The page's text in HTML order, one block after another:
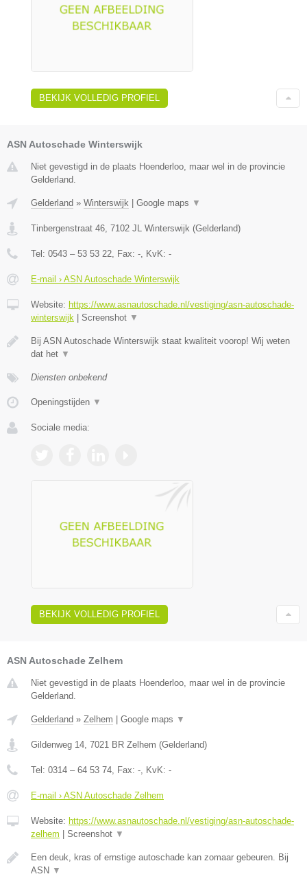
BEKIJK VOLLEDIG PROFIEL
ASN Autoschade Winterswijk
Niet gevestigd in de plaats Hoenderloo, maar wel in de provincie
Gelderland.
Gelderland » Winterswijk | Google maps ▼
Tinbergenstraat 46 7102 JL Winterswijk (Gelderland)
Tel: 0543 – 53 53 22 , Fax: - , KvK: -
E-mail › ASN Autoschade Winterswijk
Website: https://www.asnautoschade.nl/vestiging/asn-autoschade-
winterswijk | Screenshot ▼
Bij ASN Autoschade Winterswijk staat kwaliteit voorop! Wij weten
dat het ▼
Diensten onbekend
Openingstijden ▼
Sociale media:
BEKIJK VOLLEDIG PROFIEL
ASN Autoschade Zelhem
Niet gevestigd in de plaats Hoenderloo, maar wel in de provincie
Gelderland.
Gelderland » Zelhem Google maps ▼
Gildenweg 14, 7021 BR Zelhem (Gelderland)
Tel: 0314 – 64 53 74, Fax: -, KvK: -
E-mail › ASN Autoschade Zelhem
Website: https://www.asnautoschade.nl/vestiging/asn-autoschade-
zelhem
Screenshot ▼
Een deuk, kras of ernstige autoschade kan zomaar gebeuren. Bij
ASN ▼